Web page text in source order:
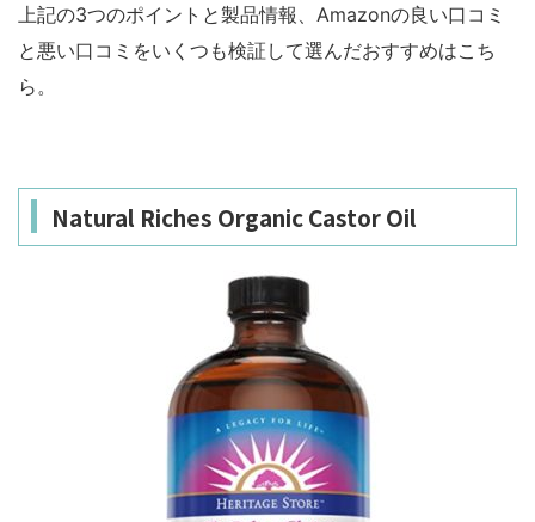
上記の3つのポイントと製品情報、Amazonの良い口コミ
と悪い口コミをいくつも検証して選んだおすすめはこち
ら。
Natural Riches Organic Castor Oil